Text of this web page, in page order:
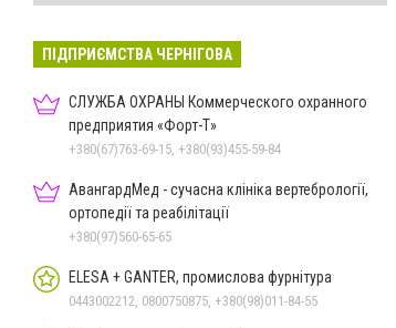
ПІДПРИЄМСТВА ЧЕРНІГОВА
СЛУЖБА ОХРАНЫ Коммерческого охранного
предприятия «Форт-Т»
+380(67)763-69-15, +380(93)455-59-84
АвангардМед - сучасна клініка вертебрології,
ортопедії та реабілітації
+380(97)560-65-65
ELESA + GANTER, промислова фурнітура
0443002212, 0800750875, +380(98)011-84-55